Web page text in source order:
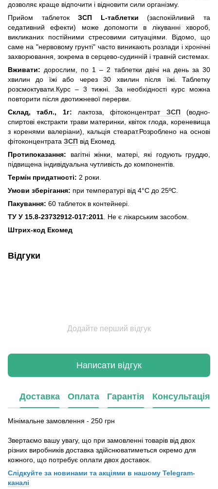
дозволяє краще відпочити і відновити сили організму.
Прийом таблетокЗСП L-таблетки (заспокійливий та
седативний ефекти) може допомогти в лікуванні хвороб,
викликаних постійними стресовими ситуаціями. Відомо, що
саме на "нервовому грунті" часто виникають розлади і хронічні
захворювання, зокрема в серцево-судинній і травній системах.
Вживати: дорослим, по 1 – 2 таблетки двічі на день за 30
хвилин до їжі або через 30 хвилин після їжі. Таблетку
розсмоктувати.Курс – 3 тижні. За необхідності курс можна
повторити після двотижневої перерви.
Склад, табл., 1г: лактоза, фітоконцентратЗСП(водно-
спиртові екстракти трави материнки, квіток глода, кореневища
з коренями валеріани), кальція стеарат.Розроблено на основі
фітоконцентрата ЗСП від Екомед.
Протипоказання: вагітні жінки, матері, які годують груддю,
підвищена індивідуальна чутливість до компонентів.
Термін придатності: 2 роки.
Умови зберігання: при температурі від 4°С до 25ºС.
Пакування: 60 таблеток в контейнері.
ТУ У 15.8-23732912-017:2011. Не є лікарським засобом.
Штрих-код Екомед
Відгуки
Додайте перший відгук
Написати відгук
Доставка Оплата Гарантія Консультація
Мінімальне замовлення - 250 грн
Звертаємо вашу увагу, що при замовленні товарів від двох
різних виробників доставка здійснюватиметься окремо для
кожного, що потребує оплати двох доставок.
Слідкуйте за новинами та акціями в нашому Telegram-
каналі